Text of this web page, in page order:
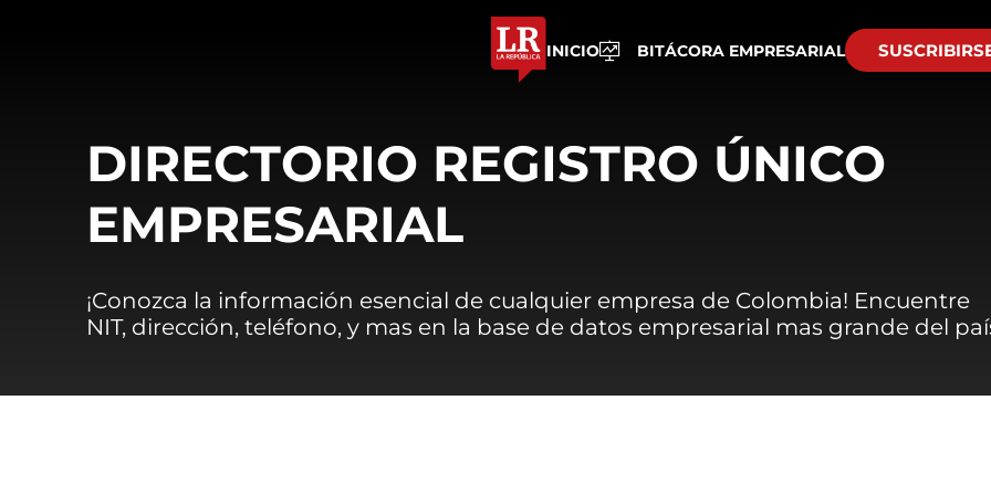
INICIO BITÁCORA EMPRESARIAL
DIRECTORIO REGISTRO ÚNICO
EMPRESARIAL
¡Conozca la información esencial de cualquier empresa de Colombia! Encuentre
NIT, dirección, teléfono, y mas en la base de datos empresarial mas grande del